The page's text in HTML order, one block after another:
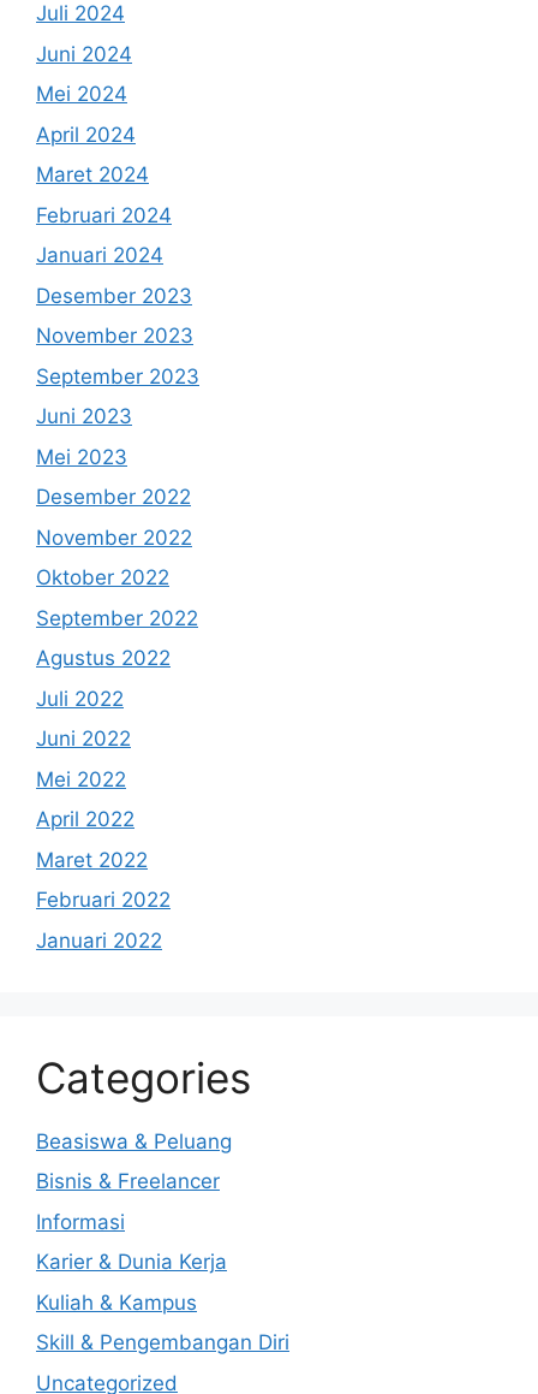
Juli 2024
Juni 2024
Mei 2024
April 2024
Maret 2024
Februari 2024
Januari 2024
Desember 2023
November 2023
September 2023
Juni 2023
Mei 2023
Desember 2022
November 2022
Oktober 2022
September 2022
Agustus 2022
Juli 2022
Juni 2022
Mei 2022
April 2022
Maret 2022
Februari 2022
Januari 2022
Categories
Beasiswa & Peluang
Bisnis & Freelancer
Informasi
Karier & Dunia Kerja
Kuliah & Kampus
Skill & Pengembangan Diri
Uncategorized